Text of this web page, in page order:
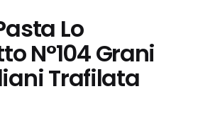
Lo
N°104 Grani
Trafilata